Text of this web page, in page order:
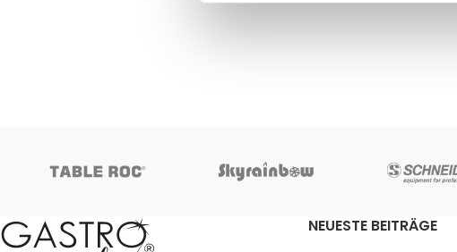
NEUESTE BEITRÄGE